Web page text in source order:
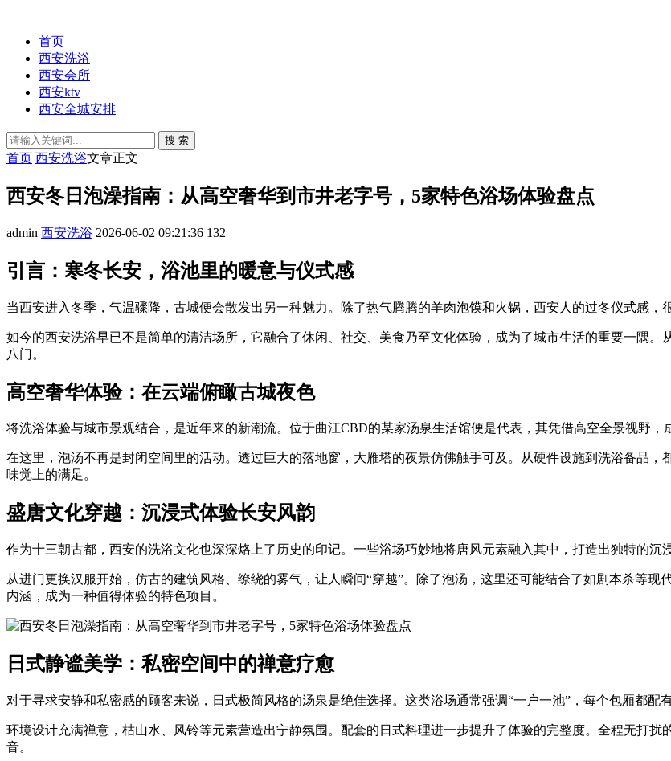
首页
西安洗浴
西安会所
西安ktv
西安全城安排
搜 索
首页 西安洗浴文章正文
西安冬日泡澡指南：从高空奢华到市井老字号，5家特色浴场体验盘点
admin 西安洗浴 2026-06-02 09:21:36 132
引言：寒冬长安，浴池里的暖意与仪式感
当西安进入冬季，气温骤降，古城便会散发出另一种魅力。除了热气腾腾的羊肉泡馍和火锅，西安人的过冬仪式感，
如今的西安洗浴早已不是简单的清洁场所，它融合了休闲、社交、美食乃至文化体验，成为了城市生活的重要一隅
八门。
高空奢华体验：在云端俯瞰古城夜色
将洗浴体验与城市景观结合，是近年来的新潮流。位于曲江CBD的某家汤泉生活馆便是代表，其凭借高空全景视野，
在这里，泡汤不再是封闭空间里的活动。透过巨大的落地窗，大雁塔的夜景仿佛触手可及。从硬件设施到洗浴备品
味觉上的满足。
盛唐文化穿越：沉浸式体验长安风韵
作为十三朝古都，西安的洗浴文化也深深烙上了历史的印记。一些浴场巧妙地将唐风元素融入其中，打造出独特的沉
从进门更换汉服开始，仿古的建筑风格、缭绕的雾气，让人瞬间“穿越”。除了泡汤，这里还可能结合了如剧本杀等
内涵，成为一种值得体验的特色项目。
日式静谧美学：私密空间中的禅意疗愈
对于寻求安静和私密感的顾客来说，日式极简风格的汤泉是绝佳选择。这类浴场通常强调“一户一池”，每个包厢都配
环境设计充满禅意，枯山水、风铃等元素营造出宁静氛围。配套的日式料理进一步提升了体验的完整度。全程无打
音。